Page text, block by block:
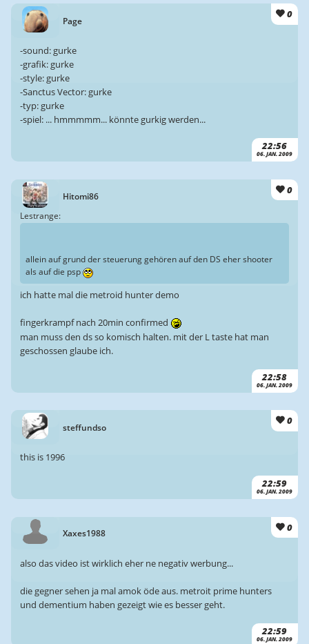
Page
0
22:56
06. JAN. 2009
-sound: gurke
-grafik: gurke
-style: gurke
-Sanctus Vector: gurke
-typ: gurke
-spiel: ... hmmmmm... könnte gurkig werden...
Hitomi86
0
22:58
06. JAN. 2009
Lestrange:
allein auf grund der steuerung gehören auf den DS eher shooter
als auf die psp
ich hatte mal die metroid hunter demo
fingerkrampf nach 20min confirmed
man muss den ds so komisch halten. mit der L taste hat man
geschossen glaube ich.
steffundso
0
22:59
06. JAN. 2009
this is 1996
Xaxes1988 0
22:59
06. JAN. 2009
also das video ist wirklich eher ne negativ werbung...
die gegner sehen ja mal amok öde aus. metroit prime hunters
und dementium haben gezeigt wie es besser geht.